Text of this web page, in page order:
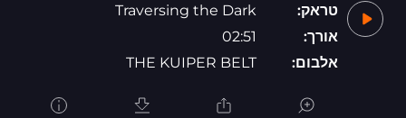
טראק:
Traversing the Dark
אורך:
02:51
אלבום:
THE KUIPER BELT